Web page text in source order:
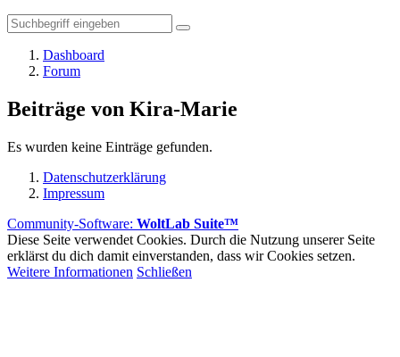
Dashboard
Forum
Beiträge von Kira-Marie
Es wurden keine Einträge gefunden.
Datenschutzerklärung
Impressum
Community-Software: WoltLab Suite™
Diese Seite verwendet Cookies. Durch die Nutzung unserer Seite
erklärst du dich damit einverstanden, dass wir Cookies setzen.
Weitere Informationen Schließen